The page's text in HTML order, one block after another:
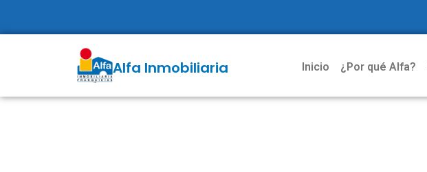
Alfa Inmobiliaria Inicio ¿Por qué Alfa?